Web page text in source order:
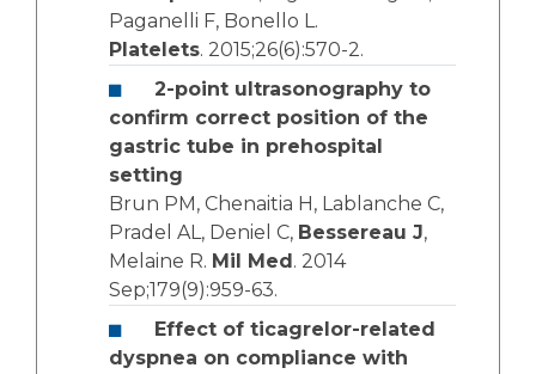
Paganelli F, Bonello L.
Platelets. 2015;26(6):570-2.
2-point ultrasonography to
confirm correct position of the
gastric tube in prehospital
setting
Brun PM, Chenaitia H, Lablanche C,
Pradel AL, Deniel C, Bessereau J,
Melaine R. Mil Med . 2014
Sep;179(9):959-63.
Effect of ticagrelor-related
dyspnea on compliance with